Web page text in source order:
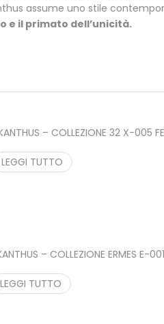
assume uno stile
e il primato dell’unicità.
– COLLEZIONE 32 X-005
LEGGI TUTTO
– COLLEZIONE ERMES E-
LEGGI TUTTO